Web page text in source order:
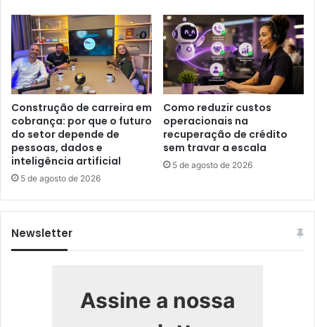
Construção de carreira em
cobrança: por que o futuro
do setor depende de
pessoas, dados e
inteligência artificial
5 de agosto de 2026
Como reduzir custos
operacionais na
recuperação de crédito
sem travar a escala
5 de agosto de 2026
Newsletter
Assine a nossa